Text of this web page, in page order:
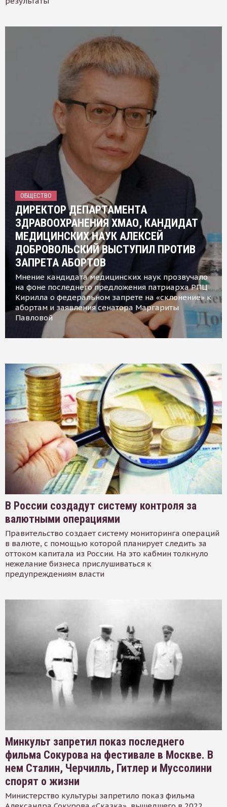
ОБЩЕСТВО
ДИРЕКТОР ДЕПАРТАМЕНТА
ЗДРАВООХРАНЕНИЯ ХМАО, КАНДИДАТ
МЕДИЦИНСКИХ НАУК АЛЕКСЕЙ
ДОБРОВОЛЬСКИЙ ВЫСТУПИЛ ПРОТИВ
ЗАПРЕТА АБОРТОВ
Мнение кандидата медицинских наук прозвучало
на фоне последнего предложения патриарха РПЦ
Кирилла о федеральном запрете на «склонение» к
абортам и заявления сенатора Маргариты
Павловой
В России создадут систему контроля за
валютными операциями
Правительство создает систему мониторинга операций
в валюте, с помощью которой планирует следить за
оттоком капитала из России. На это кабмин толкнуло
нежелание бизнеса прислушиваться к
предупреждениям власти
Минкульт запретил показ последнего
фильма Сокурова на фестивале в Москве. В
нем Сталин, Черчилль, Гитлер и Муссолини
спорят о жизни
Министерство культуры запретило показ фильма